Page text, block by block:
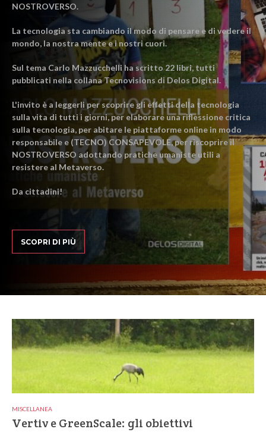
NOSTROVERSO.
La tecnologia sta cambiando il modo di pensare e di vedere il
mondo, la nostra mente e i nostri cuori.
Sul tema Carlo Mazzucchelli ha scritto 22 libri, tutti
pubblicati nella collana Tecnovisions di Delos Digital.
L'invito è a leggerli per scoprire gli effetti della tecnologia
sulla vita di tutti i giorni, per elaborare una riflessione critica
sulla tecnologia, per abitare le piattaforme online in modo
responsabile e (TECNO) CONSAPEVOLE, per riscoprire il
NOSTROVERSO adottando pratiche umaniste utili a
resistere al Metaverso.
Da cittadini!
SCOPRI DI PIÙ
MISCELLANEA
Vertiv e GreenScale: gli obiettivi